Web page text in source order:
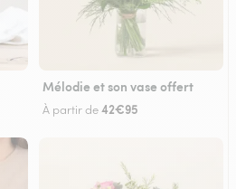
Mélodie et son vase offert
À partir de42€95